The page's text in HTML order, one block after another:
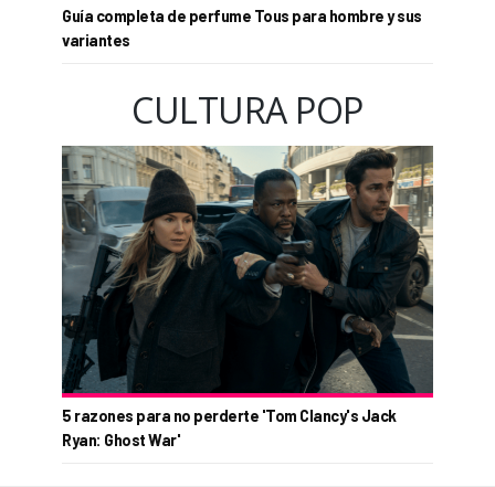
Guía completa de perfume Tous para hombre y sus
variantes
CULTURA POP
5 razones para no perderte 'Tom Clancy's Jack
Ryan: Ghost War'